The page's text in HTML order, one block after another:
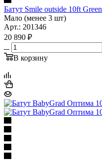
Батут Smile outside 10ft Green
Мало (менее 3 шт)
Арт.: 201346
20 890 ₽
В корзину